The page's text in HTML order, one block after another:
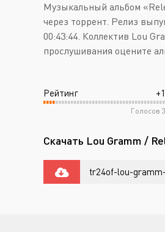
Музыкальный альбом
через торрент. Релиз
00:43:44. Коллектив Lou
прослушивания оцените
Рейтинг +1
Голосов 3
Скачать Lou Gramm /
tr24of-lou-